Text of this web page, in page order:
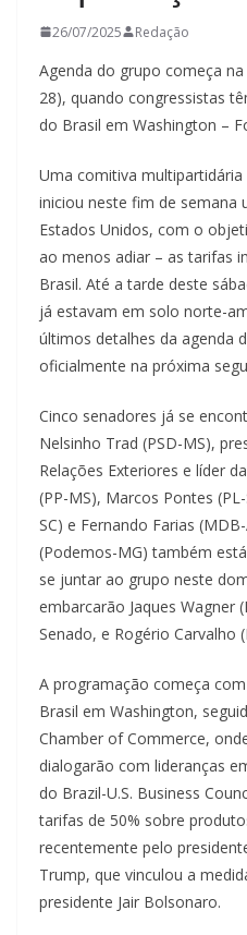
26/07/2025 Redação
Agenda do grupo começa
28), quando congressistas
do Brasil em Washington –
Uma comitiva
iniciou neste fim de semana
Estados Unidos, com o
ao menos adiar – as tarifas
Brasil. Até a tarde deste
já estavam em solo norte-
últimos detalhes da agenda
oficialmente na próxima
Cinco senadores já se
Nelsinho Trad (PSD-MS),
Relações Exteriores e líder
(PP-MS), Marcos Pontes
SC) e Fernando Farias
(Podemos-MG) também
se juntar ao grupo neste
embarcarão Jaques Wagner
Senado, e Rogério Carvalho
A programação começa
Brasil em Washington,
Chamber of Commerce,
dialogarão com lideranças
do Brazil-U.S. Business
tarifas de 50% sobre
recentemente pelo
Trump, que vinculou a
presidente Jair Bolsonaro.